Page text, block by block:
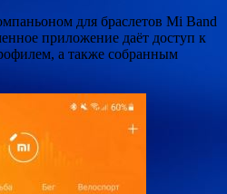
для браслетов Mi Band
приложение даёт доступ к
а также собранным